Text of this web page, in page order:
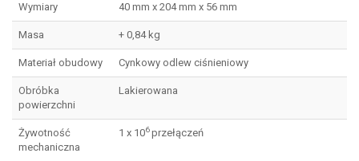
Wymiary 40 mm x 204 mm x 56 mm
Masa + 0,84 kg
Materiał obudowy Cynkowy odlew ciśnieniowy
Obróbka
powierzchni
Lakierowana
Żywotność
mechaniczna
1 x 106przełączeń